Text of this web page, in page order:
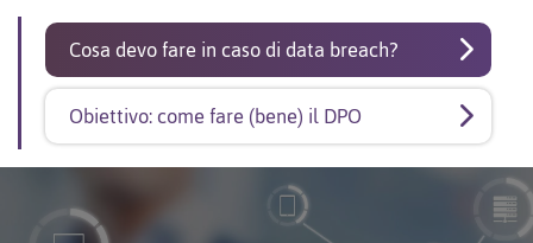
Cosa devo fare in caso di data breach?
Obiettivo: come fare (bene) il DPO